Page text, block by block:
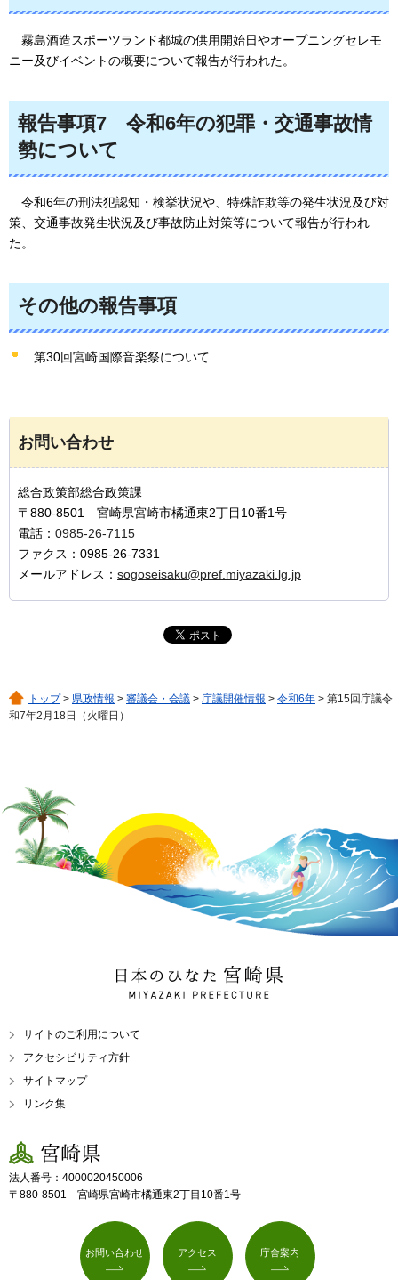
霧島酒造スポーツランド都城の供用開始日やオープニングセレモ
ニー及びイベントの概要について報告が行われた。
報告事項7
令和6年の犯罪・交通事故情
勢について
令和6年の刑法犯認知・検挙状況や、特殊詐欺等の発生状況及び対
策、交通事故発生状況及び事故防止対策等について報告が行われ
た。
その他の報告事項
第30回宮崎国際音楽祭について
お問い合わせ
総合政策部総合政策課
〒880-8501 宮崎県宮崎市橘通東2丁目10番1号
電話： 0985-26-7115
ファクス：0985-26-7331
メールアドレス： sogoseisaku@pref.miyazaki.lg.jp
トップ> 県政情報 > 審議会・会議 > 庁議開催情報 > 令和6年 > 第15回庁議令
和7年2月18日（火曜日）
日本のひなた 宮崎県
MIYAZAKI PREFECTURE
サイトのご利用について
アクセシビリティ方針
サイトマップ
リンク集
宮崎県
法人番号：4000020450006
〒880-8501 宮崎県宮崎市橘通東2丁目10番1号
お問い合わせ アクセス 庁舎案内